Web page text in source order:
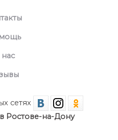
сетях
Ростове-на-Дону